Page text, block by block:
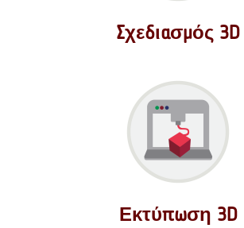
Σχεδιασμός 3D
Εκτύπωση 3D